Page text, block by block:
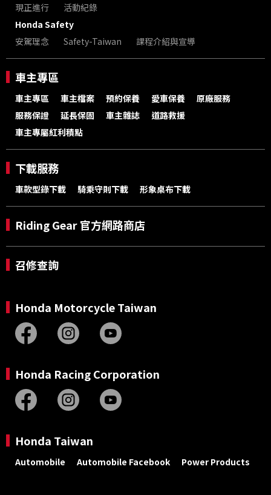
現正進行
活動紀錄
Honda Safety
安駕理念
Safety-Taiwan 課程介紹與宣導
車主專區
車主專區 車主檔案 預約保養 愛車保養
原廠服務
服務保證
延長保固 車主雜誌
道路救援
車主專屬紅利積點
下載服務
車款型錄下載 騎乘守則下載 形象桌布下載
Riding Gear 官方網路商店
召修查詢
Honda Motorcycle Taiwan
Honda Racing Corporation
Honda Taiwan
Automobile Automobile Facebook Power Products